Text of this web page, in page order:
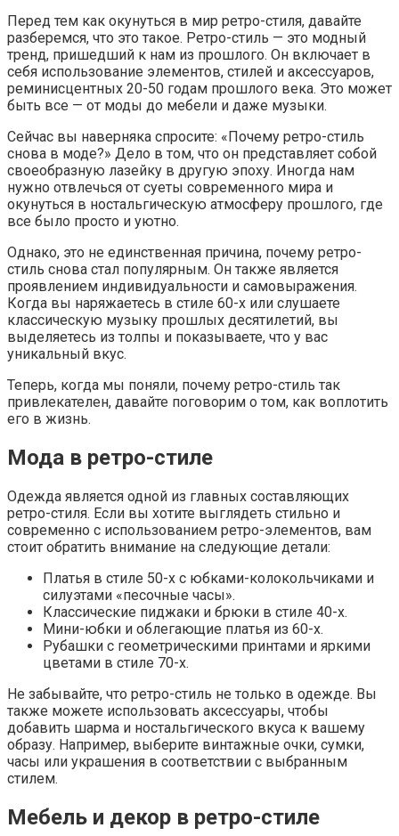
Перед тем как окунуться в мир ретро-стиля, давайте
разберемся, что это такое. Ретро-стиль — это модный
тренд, пришедший к нам из прошлого. Он включает в
себя использование элементов, стилей и аксессуаров,
реминисцентных 20-50 годам прошлого века. Это может
быть все — от моды до мебели и даже музыки.
Сейчас вы наверняка спросите: «Почему ретро-стиль
снова в моде?» Дело в том, что он представляет собой
своеобразную лазейку в другую эпоху. Иногда нам
нужно отвлечься от суеты современного мира и
окунуться в ностальгическую атмосферу прошлого, где
все было просто и уютно.
Однако, это не единственная причина, почему ретро-
стиль снова стал популярным. Он также является
проявлением индивидуальности и самовыражения.
Когда вы наряжаетесь в стиле 60-х или слушаете
классическую музыку прошлых десятилетий, вы
выделяетесь из толпы и показываете, что у вас
уникальный вкус.
Теперь, когда мы поняли, почему ретро-стиль так
привлекателен, давайте поговорим о том, как воплотить
его в жизнь.
Мода в ретро-стиле
Одежда является одной из главных составляющих
ретро-стиля. Если вы хотите выглядеть стильно и
современно с использованием ретро-элементов, вам
стоит обратить внимание на следующие детали:
Платья в стиле 50-х с юбками-колокольчиками и
силуэтами «песочные часы».
Классические пиджаки и брюки в стиле 40-х.
Мини-юбки и облегающие платья из 60-х.
Рубашки с геометрическими принтами и яркими
цветами в стиле 70-х.
Не забывайте, что ретро-стиль не только в одежде. Вы
также можете использовать аксессуары, чтобы
добавить шарма и ностальгического вкуса к вашему
образу. Например, выберите винтажные очки, сумки,
часы или украшения в соответствии с выбранным
стилем.
Мебель и декор в ретро-стиле